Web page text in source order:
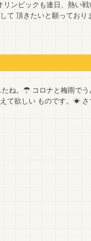
ンピックも連日、熱い
て 頂きたいと願っており
ね。☂ コロナと梅雨で
て欲しい ものです。☀